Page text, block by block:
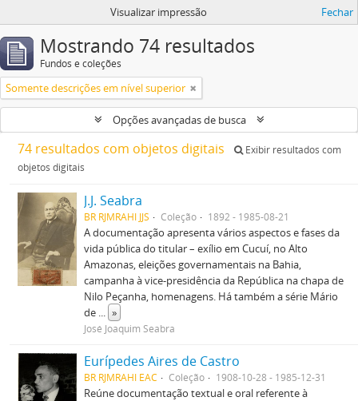
Visualizar impressão Fechar
Mostrando 74 resultados
Fundos e coleções
Somente descrições em nível superior
Opções avançadas de busca
74 resultados com objetos digitais
Exibir resultados com
objetos digitais
J.J. Seabra
BR RJMRAHI JJS Coleção 1892 - 1985-08-21
A documentação apresenta vários aspectos e fases da
vida pública do titular – exílio em Cucuí, no Alto
Amazonas, eleições governamentais na Bahia,
campanha à vice-presidência da República na chapa de
Nilo Peçanha, homenagens. Há também a série Mário
de ... »
José Joaquim Seabra
Eurípedes Aires de Castro
BR RJMRAHI EAC Coleção 1908-10-28 - 1985-12-31
Reúne documentação textual e oral referente à